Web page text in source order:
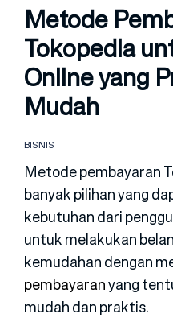
Metode
Tokopedia
Online yang
Mudah
BISNIS
Metode pembayaran
banyak pilihan yang
kebutuhan dari
untuk melakukan
kemudahan dengan
pembayaranyang
mudah dan praktis.